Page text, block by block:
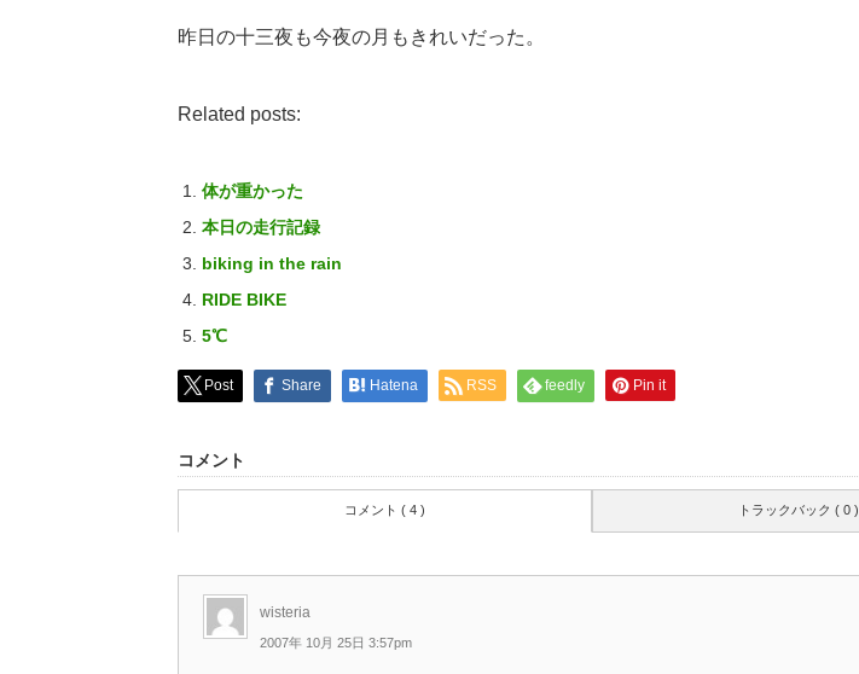
昨日の十三夜も今夜の月もきれいだった。
Related posts:
体が重かった
本日の走行記録
biking in the rain
RIDE BIKE
5℃
Post Share Hatena RSS feedly Pin it
コメント
コメント ( 4 ) トラックバック ( 0 )
wisteria
2007年 10月 25日 3:57pm